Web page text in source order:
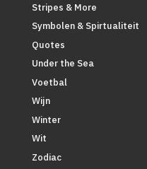
Stripes & More
Symbolen & Spirtualiteit
Quotes
Under the Sea
Voetbal
Wijn
Winter
Wit
Zodiac